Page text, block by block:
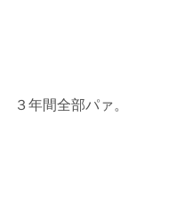
３年間全部パァ。